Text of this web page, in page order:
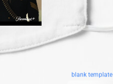
blank template